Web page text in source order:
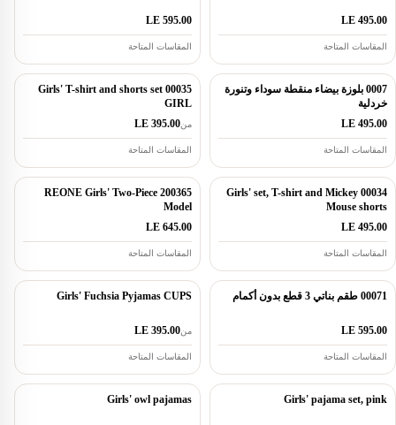
LE 495.00
المقاسات المتاحة
LE 595.00
المقاسات المتاحة
0007 بلوزة بيضاء منقطة سوداء وتنورة
خردلية
LE 495.00
المقاسات المتاحة
00035 Girls' T-shirt and shorts set
GIRL
منLE 395.00
المقاسات المتاحة
00034 Girls' set, T-shirt and Mickey
Mouse shorts
LE 495.00
المقاسات المتاحة
200365 REONE Girls' Two-Piece
Model
LE 645.00
المقاسات المتاحة
00071 طقم بناتي 3 قطع بدون أكمام
LE 595.00
المقاسات المتاحة
Girls' Fuchsia Pyjamas CUPS
منLE 395.00
المقاسات المتاحة
Girls' pajama set, pink
Girls' owl pajamas